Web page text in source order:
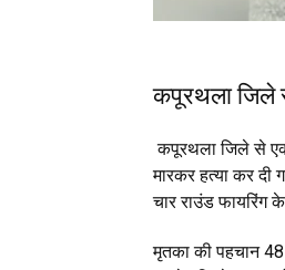
कपूरथला जिले
कपूरथला जिले से एक
मारकर हत्या कर दी
चार राउंड फायरिंग
मृतका की पहचान